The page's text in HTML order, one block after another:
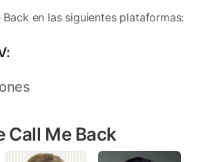
en las siguientes plataformas:
Call Me Back